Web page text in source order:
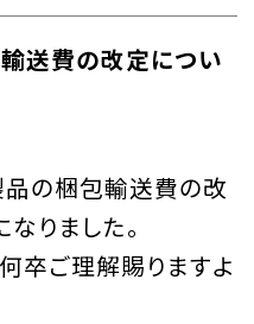
送費の改定につい
品の梱包輸送費の改
りました。
卒ご理解賜りますよ